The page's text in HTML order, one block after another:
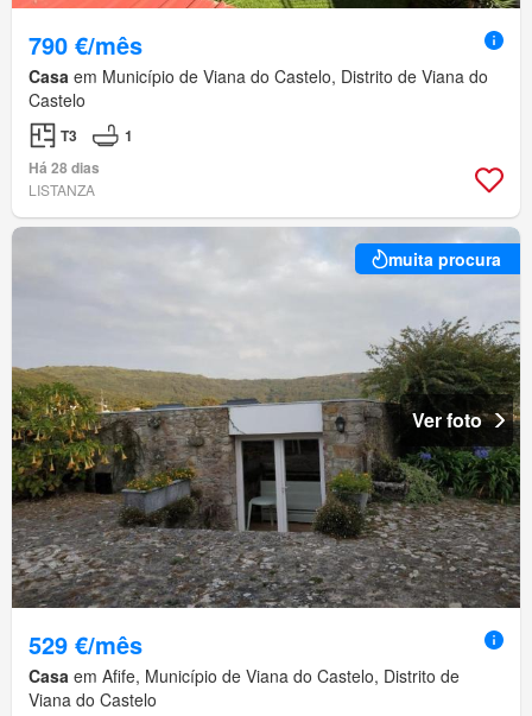
790 €/mês
Casa em Município de Viana do Castelo, Distrito de Viana do
Castelo
T3
1
Há 28 dias
LISTANZA
muita procura
Ver foto
529 €/mês
Casa em Afife, Município de Viana do Castelo, Distrito de
Viana do Castelo